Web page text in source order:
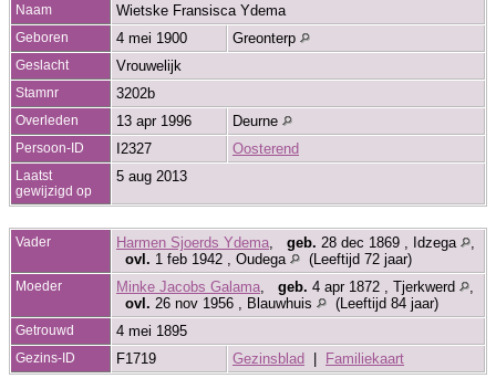
Naam Wietske Fransisca Ydema
Geboren 4 mei 1900 Greonterp
Geslacht Vrouwelijk
Stamnr 3202b
Overleden 13 apr 1996 Deurne
Persoon-ID I2327 Oosterend
Laatst
gewijzigd op
5 aug 2013
Vader Harmen Sjoerds Ydema geb. 28 dec 1869 , Idzega
ovl. 1 feb 1942 , Oudega (Leeftijd 72 jaar)
Moeder Minke Jacobs Galama geb. 4 apr 1872 , Tjerkwerd
ovl. 26 nov 1956 , Blauwhuis (Leeftijd 84 jaar)
Getrouwd 4 mei 1895
Gezins-ID F1719 Gezinsblad Familiekaart